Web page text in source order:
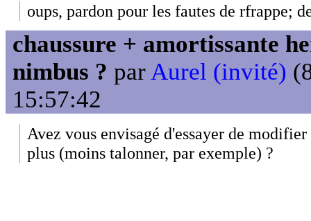
oups, pardon pour les fautes de rfrappe;
chaussure + amortissante
nimbus ? parAurel (invité)
15:57:42
Avez vous envisagé d'essayer de
plus (moins talonner, par exemple) ?